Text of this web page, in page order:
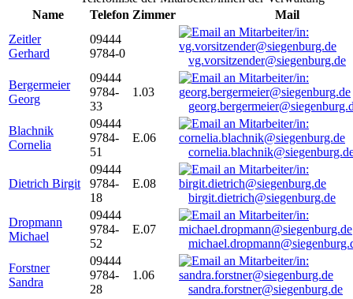
Name
Telefon Zimmer
Mail
Zeitler
Gerhard
09444
9784-0
vg.vorsitzender@siegenburg.de
Bergermeier
Georg
09444
9784-
33
1.03
Blachnik
Cornelia
09444
9784-
51
E.06
Dietrich Birgit
09444
9784-
18
E.08
birgit.dietrich@siegenburg.de
Dropmann
Michael
09444
9784-
52
E.07
Forstner
Sandra
09444
9784-
28
1.06
sandra.forstner@siegenburg.de